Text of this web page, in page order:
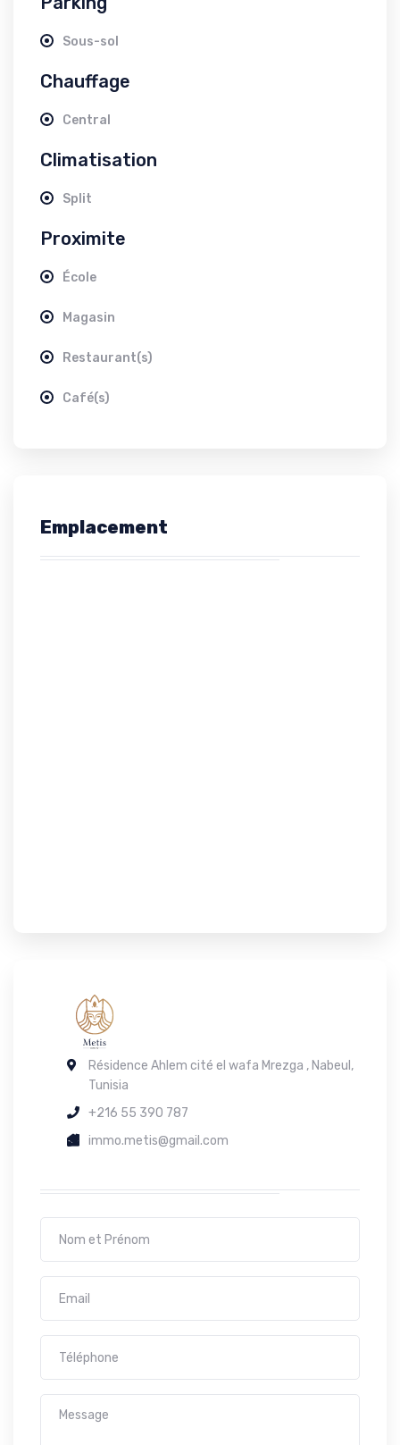
Sous-sol
Chauffage
Central
Climatisation
Split
Proximite
École
Magasin
Restaurant(s)
Café(s)
Emplacement
Résidence Ahlem cité el wafa Mrezga , Nabeul,
Tunisia
+216 55 390 787
immo.metis@gmail.com